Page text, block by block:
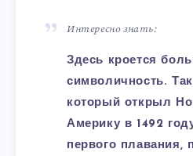
Интересно знать:
Здесь кроется
символичность.
который открыл
Америку в 1492
первого плавания,